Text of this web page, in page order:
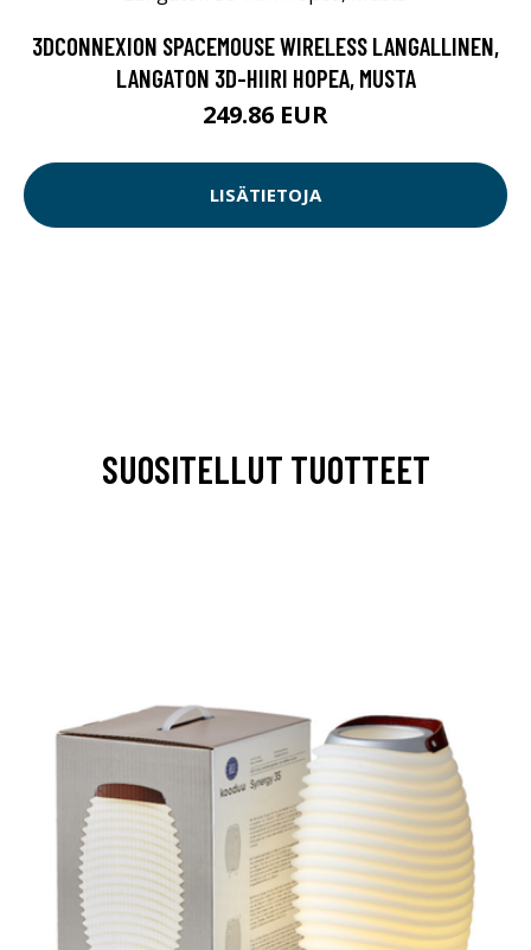
3DCONNEXION SPACEMOUSE WIRELESS LANGALLINEN,
LANGATON 3D-HIIRI HOPEA, MUSTA
249.86 EUR
LISÄTIETOJA
SUOSITELLUT TUOTTEET